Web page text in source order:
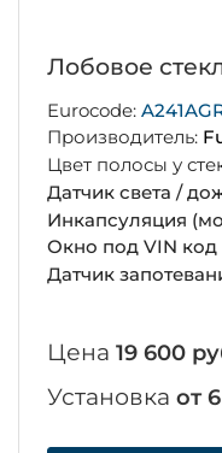
Лобовое
Eurocode:
Производитель:
Цвет полосы у
Датчик света /
Инкапсуляция
Окно под VIN код
Датчик
Цена 19 600
Установка от